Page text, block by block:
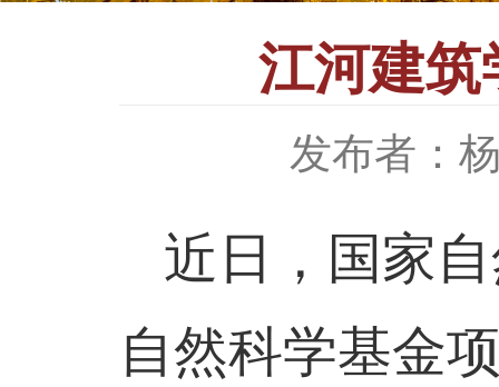
江河建筑
发布者：
近日，国家
自然科学基金